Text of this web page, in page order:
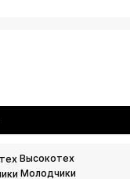
Высокотех
Молодчики